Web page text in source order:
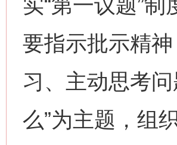
实“第一议题”
要指示批示精
习、主动思考
么”为主题，组